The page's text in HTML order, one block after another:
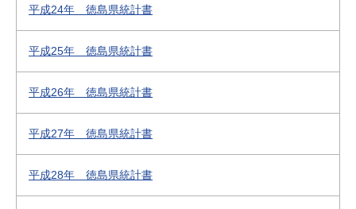
平成24年 徳島県統計書
平成25年 徳島県統計書
平成26年 徳島県統計書
平成27年 徳島県統計書
平成28年 徳島県統計書